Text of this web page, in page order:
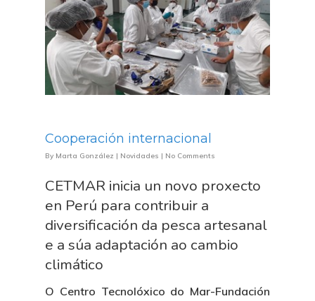
Cooperación internacional
By Marta González | Novidades | No Comments
CETMAR inicia un novo proxecto
en Perú para contribuir a
diversificación da pesca artesanal
e a súa adaptación ao cambio
climático
O Centro Tecnolóxico do Mar-Fundación